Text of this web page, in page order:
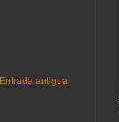
Entrada antigua